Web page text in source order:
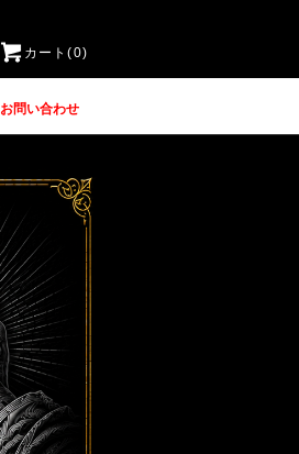
カート(0)
お問い合わせ